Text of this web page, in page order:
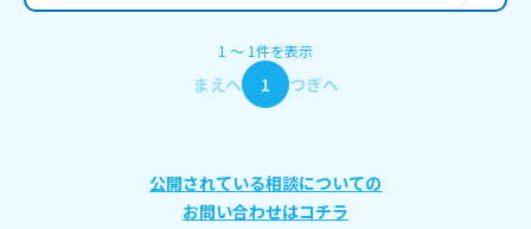
1 〜 1件を表示
まえへ 1 つぎへ
公開されている相談についての
お問い合わせはコチラ